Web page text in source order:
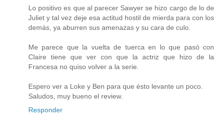
Lo positivo es que al parecer Sawyer se hizo cargo de lo de
Juliet y tal vez deje esa actitud hostil de mierda para con los
demás, ya aburren sus amenazas y su cara de culo.
Me parece que la vuelta de tuerca en lo que pasó con
Claire tiene que ver con que la actriz que hizo de la
Francesa no quiso volver a la serie.
Espero ver a Loke y Ben para que ésto levante un poco.
Saludos, muy bueno el review.
Responder